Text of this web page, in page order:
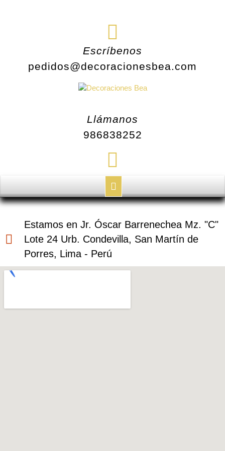
Escríbenos
pedidos@decoracionesbea.com
Llámanos
986838252
Estamos en Jr. Óscar Barrenechea Mz. "C"
Lote 24 Urb. Condevilla, San Martín de
Porres, Lima - Perú